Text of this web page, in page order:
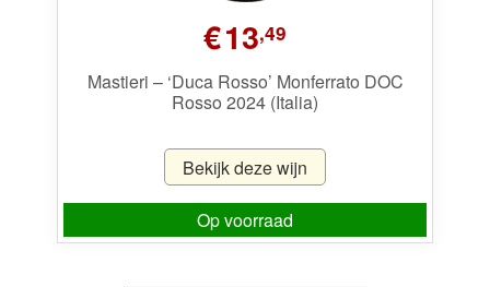
Cadeaubonnen
€13,49
Mastieri – ‘Duca Rosso’ Monferrato DOC
Rosso 2024 (Italia)
Bekijk deze wijn
Op voorraad